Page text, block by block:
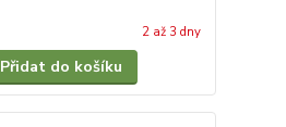
2 až 3 dny
Přidat do košíku